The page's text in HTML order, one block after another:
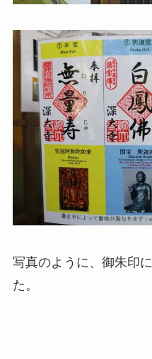
写真のように、御朱印
た。